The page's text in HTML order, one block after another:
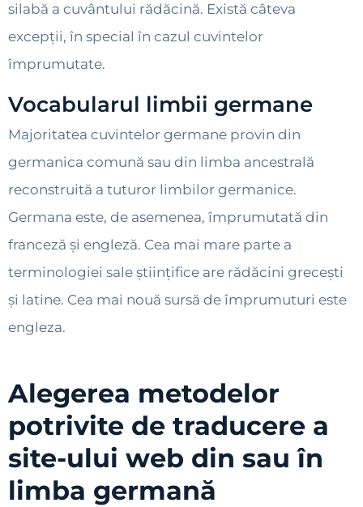
silabă a cuvântului rădăcină. Există câteva
excepții, în special în cazul cuvintelor
împrumutate.
Vocabularul limbii germane
Majoritatea cuvintelor germane provin din
germanica comună sau din limba ancestrală
reconstruită a tuturor limbilor germanice.
Germana este, de asemenea, împrumutată din
franceză și engleză. Cea mai mare parte a
terminologiei sale științifice are rădăcini grecești
și latine. Cea mai nouă sursă de împrumuturi este
engleza.
Alegerea metodelor
potrivite de traducere a
site-ului web din sau în
limba germană